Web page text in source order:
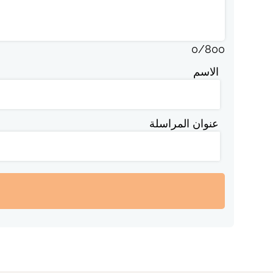
0/800
الاسم
عنوان المراسلة